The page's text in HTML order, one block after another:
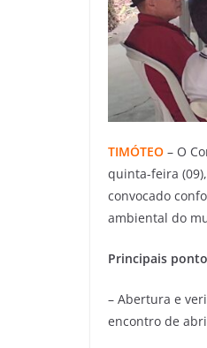
TIMÓTEO – O
quinta-feira
convocado
ambiental do
Principais
– Abertura e
encontro de